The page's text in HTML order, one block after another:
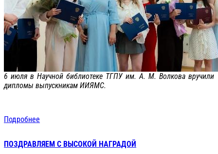
6 июля в Научной библиотеке ТГПУ им. А. М. Волкова вручили
дипломы выпускникам ИИЯМС.
Подробнее
ПОЗДРАВЛЯЕМ С ВЫСОКОЙ НАГРАДОЙ